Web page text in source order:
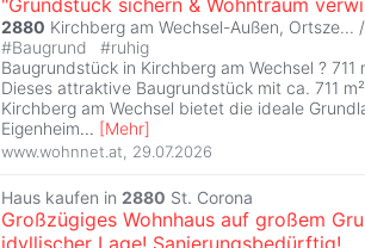
"Grundstück sichern & Wohntraum
2880 Kirchberg am Wechsel-Außen, Ortsze... /
#Baugrund #ruhig
Baugrundstück in Kirchberg am Wechsel ? 711
Dieses attraktive Baugrundstück mit ca. 711
Kirchberg am Wechsel bietet die ideale
Eigenheim... [Mehr]
www.wohnnet.at 29.07.2026
Haus kaufen in 2880 St. Corona
Großzügiges Wohnhaus auf großem